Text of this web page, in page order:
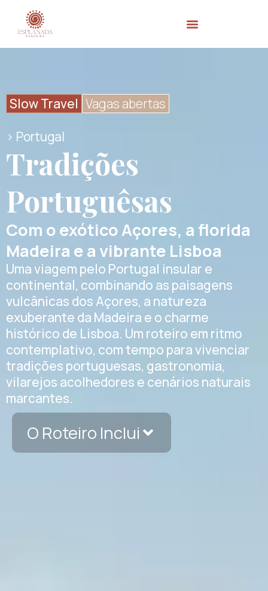
Slow Travel Vagas abertas
> Portugal
Tradições
Portuguêsas
Com o exótico Açores, a florida
Madeira e a vibrante Lisboa
Uma viagem pelo Portugal insular e
continental, combinando as paisagens
vulcânicas dos Açores, a natureza
exuberante da Madeira e o charme
histórico de Lisboa. Um roteiro em ritmo
contemplativo, com tempo para vivenciar
tradições portuguesas, gastronomia,
vilarejos acolhedores e cenários naturais
marcantes.
O Roteiro Inclui